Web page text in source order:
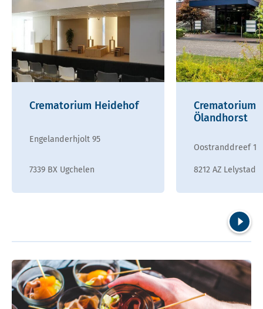
Crematorium Heidehof
Engelanderhjolt 95
7339 BX Ugchelen
Crematorium
Ölandhorst
Oostranddreef 1
8212 AZ Lelystad